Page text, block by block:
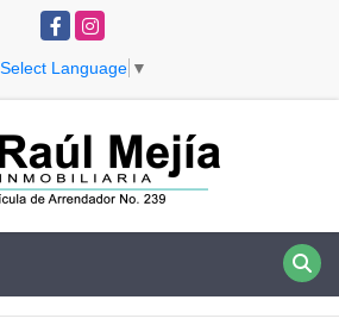
FacebookInstagram
Select Language ▼